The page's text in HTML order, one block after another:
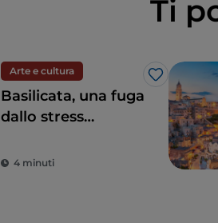
Ti
Arte e cultura
Like
Basilicata, una fuga
dallo stress
riscoperta della
4 minuti